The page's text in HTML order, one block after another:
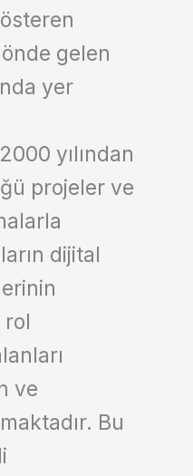
gelen
yer
yılından
projeler ve
dijital
rol
ve
Bu